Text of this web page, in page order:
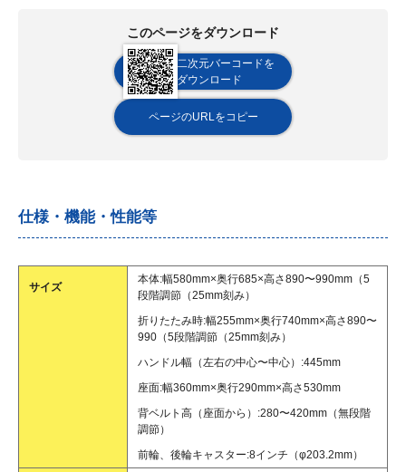
このページをダウンロード
二次元バーコードを
ダウンロード
ページのURLをコピー
仕様・機能・性能等
サイズ
本体:幅580mm×奥行685×高さ890〜990mm（5
段階調節（25mm刻み）
折りたたみ時:幅255mm×奥行740mm×高さ890〜
990（5段階調節（25mm刻み）
ハンドル幅（左右の中心〜中心）:445mm
座面:幅360mm×奥行290mm×高さ530mm
背ベルト高（座面から）:280〜420mm（無段階
調節）
前輪、後輪キャスター:8インチ（φ203.2mm）